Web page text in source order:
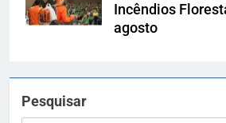
Incêndios
agosto
Pesquisar